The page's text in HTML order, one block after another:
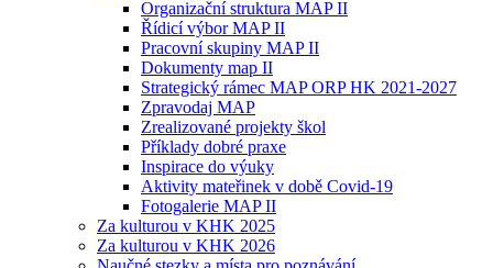
Organizační struktura MAP II
Řídicí výbor MAP II
Pracovní skupiny MAP II
Dokumenty map II
Strategický rámec MAP ORP HK 2021-2027
Zpravodaj MAP
Zrealizované projekty škol
Příklady dobré praxe
Inspirace do výuky
Aktivity mateřinek v době Covid-19
Fotogalerie MAP II
Za kulturou v KHK 2025
Za kulturou v KHK 2026